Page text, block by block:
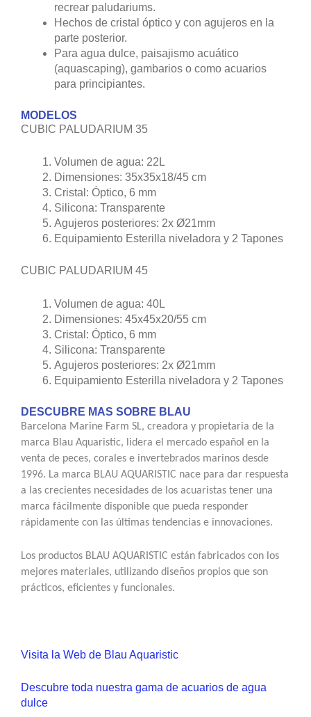
recrear paludariums.
Hechos de cristal óptico y con agujeros en la
parte posterior.
Para agua dulce, paisajismo acuático
(aquascaping), gambarios o como acuarios
para principiantes.
MODELOS
CUBIC PALUDARIUM 35
Volumen de agua: 22L
Dimensiones: 35x35x18/45 cm
Cristal: Óptico, 6 mm
Silicona: Transparente
Agujeros posteriores: 2x Ø21mm
Equipamiento Esterilla niveladora y 2 Tapones
CUBIC PALUDARIUM 45
Volumen de agua: 40L
Dimensiones: 45x45x20/55 cm
Cristal: Óptico, 6 mm
Silicona: Transparente
Agujeros posteriores: 2x Ø21mm
Equipamiento Esterilla niveladora y 2 Tapones
DESCUBRE MAS SOBRE BLAU
Barcelona Marine Farm SL, creadora y propietaria de la
marca Blau Aquaristic, lidera el mercado español en la
venta de peces, corales e invertebrados marinos desde
1996. La marca BLAU AQUARISTIC nace para dar respuesta
a las crecientes necesidades de los acuaristas tener una
marca fácilmente disponible que pueda responder
rápidamente con las últimas tendencias e innovaciones.
Los productos BLAU AQUARISTIC están fabricados con los
mejores materiales, utilizando diseños propios que son
prácticos, eficientes y funcionales.
Visita la Web de Blau Aquaristic
Descubre toda nuestra gama de acuarios de agua
dulce